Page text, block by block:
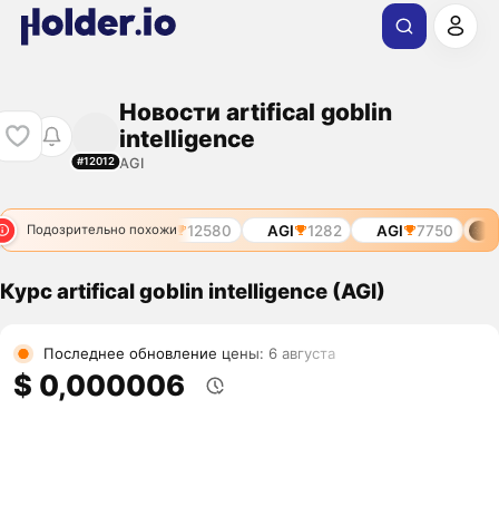
#12012
Новости artifical goblin
intelligence
AGI
Подозрительно похожи
AGI 11212 AGI 12580 AGI 1282 AGI 7750
Курс artifical goblin intelligence (AGI)
Последнее обновление цены: 6 августа
$ 0,000006